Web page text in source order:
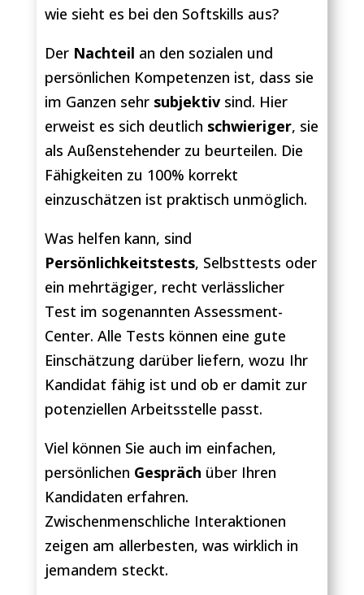
wie sieht es bei den Softskills aus?
Der Nachteil an den sozialen und
persönlichen Kompetenzen ist, dass sie
im Ganzen sehr subjektivsind. Hier
erweist es sich deutlich schwieriger, sie
als Außenstehender zu beurteilen. Die
Fähigkeiten zu 100% korrekt
einzuschätzen ist praktisch unmöglich.
Was helfen kann, sind
Persönlichkeitstests, Selbsttests oder
ein mehrtägiger, recht verlässlicher
Test im sogenannten Assessment-
Center. Alle Tests können eine gute
Einschätzung darüber liefern, wozu Ihr
Kandidat fähig ist und ob er damit zur
potenziellen Arbeitsstelle passt.
Viel können Sie auch im einfachen,
persönlichen Gespräch über Ihren
Kandidaten erfahren.
Zwischenmenschliche Interaktionen
zeigen am allerbesten, was wirklich in
jemandem steckt.